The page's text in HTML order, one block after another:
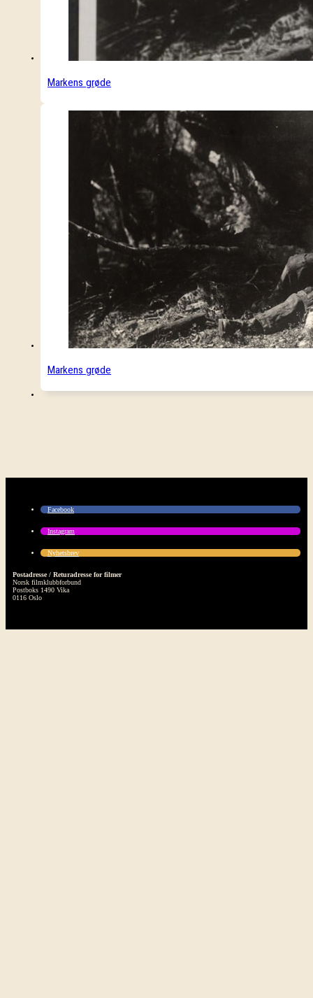
Markens grøde
Markens grøde
Facebook
Instagram
Nyhetsbrev
Postadresse / Returadresse for filmer
Norsk filmklubbforbund
Postboks 1490 Vika
0116 Oslo